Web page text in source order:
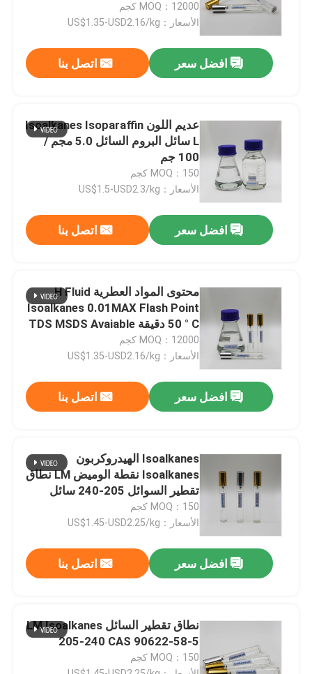
منتجات
أشرطة فيديو
معلومات عنا
رقابة جودة
اتصل بنا
أخبار
حالات
سائل ايزوبرافين
MOQ：12000 كجم
الأسعار：US$1.35-USD2.16/kg
افضل سعر اتصل بنا
عديم اللون Isoalkanes Isoparaffin
L سائل البروم السائل 5.0 مجم /
100 جم
MOQ：150 كجم
الأسعار：US$1.5-USD2.3/kg
افضل سعر اتصل بنا
محتوى المواد العطرية H Fluid
Isoalkanes 0.01MAX Flash Point
50 ° C دقيقة TDS MSDS Avaiable
MOQ：12000 كجم
الأسعار：US$1.35-USD2.16/kg
افضل سعر اتصل بنا
Isoalkanes الهيدروكربون
Isoalkanes نقطة الوميض LM نطاق
تقطير السوائل 205-240 سائل
الأيزوبارافين البترولي
MOQ：150 كجم
الأسعار：US$1.45-USD2.25/kg
افضل سعر اتصل بنا
نطاق تقطير السائل LM Isoalkanes
205-240 CAS 90622-58-5
MOQ：150 كجم